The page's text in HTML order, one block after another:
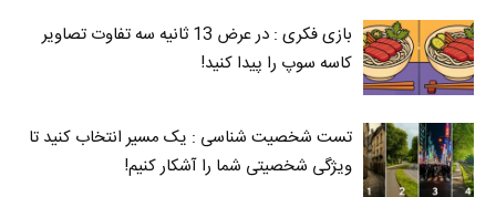
بازی فکری : در عرض 13 ثانیه سه تفاوت تصاویر
کاسه‌ سوپ را پیدا کنید!
تست شخصیت شناسی : یک مسیر انتخاب کنید تا
ویژگی شخصیتی شما را آشکار کنیم!